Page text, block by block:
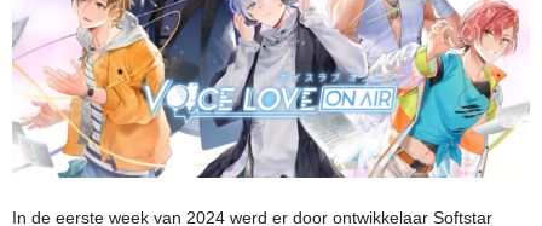
In de eerste week van 2024 werd er door ontwikkelaar Softstar